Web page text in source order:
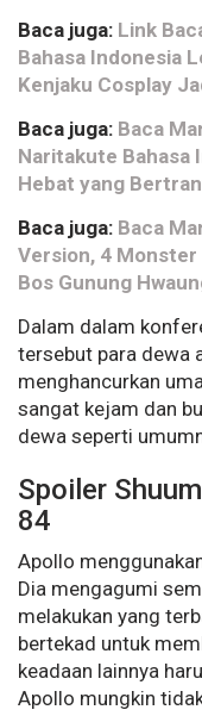
Baca juga: Link
Bahasa Indonesia
Kenjaku Cosplay
Baca juga: Baca
Naritakute Bahasa
Hebat yang
Baca juga: Baca
Version, 4 Monster
Bos Gunung
Dalam dalam
tersebut para dewa
menghancurkan
sangat kejam dan
dewa seperti
Spoiler
84
Apollo
Dia mengagumi
melakukan yang
bertekad untuk
keadaan lainnya
Apollo mungkin